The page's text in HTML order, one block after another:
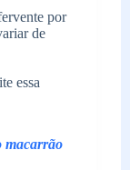
por
de
essa
macarrão